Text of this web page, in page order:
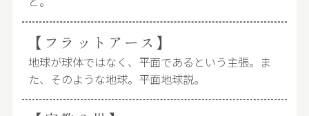
【フラットアース】
地球が球体ではなく、平面であるという主張。ま
た、そのような地球。平面地球説。